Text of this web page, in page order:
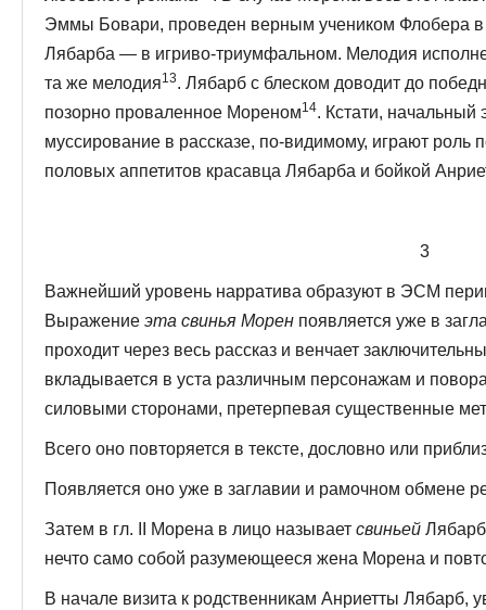
Эммы Бовари, проведен верным учеником Флобера в
Лябарба — в игриво-триумфальном. Мелодия
та же мелодия13. Лябарб с блеском доводит до
позорно про­валенное Мореном14. Кстати,
муссирование в рассказе, по-видимому, играют роль
половых аппетитов красавца Лябарба и бойкой
3
Важнейший уровень нарратива образуют в ЭСМ
Выражение эта свинья Морен появляется уже в
проходит через весь рассказ и венчает
вкладывается в уста различным пер­сонажам и
силовыми сторонами, претерпевая существенные
Всего оно повторяется в тексте, дословно или
Появляется оно уже в заглавии и рамочном обмене
Затем в гл. II Морена в лицо называет свиньей
нечто само собой разумеющееся жена Морена и
В начале визита к родственникам Анриетты Лябарб,